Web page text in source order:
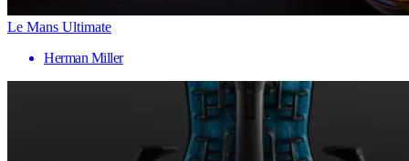
Le Mans Ultimate
Herman Miller